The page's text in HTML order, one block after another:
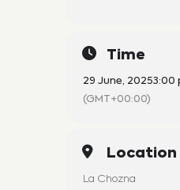
Time
29 June, 20253:00
(GMT+00:00)
Location
La Chozna